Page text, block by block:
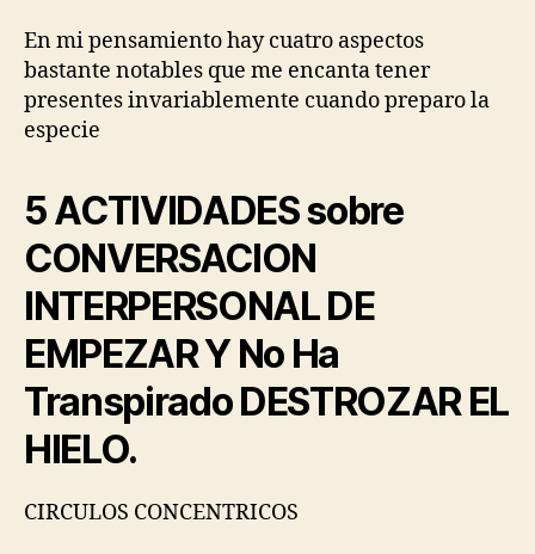
En mi pensamiento hay cuatro aspectos
bastante notables que me encanta tener
presentes invariablemente cuando preparo la
especie
5 ACTIVIDADES sobre
CONVERSACION
INTERPERSONAL DE
EMPEZAR Y No Ha
Transpirado DESTROZAR EL
HIELO.
CIRCULOS CONCENTRICOS